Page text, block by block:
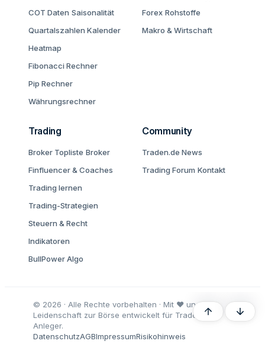
COT Daten Saisonalität
Quartalszahlen Kalender
Heatmap
Fibonacci Rechner
Pip Rechner
Währungsrechner
Forex Rohstoffe
Makro & Wirtschaft
Trading
Broker Topliste Broker
Finfluencer & Coaches
Trading lernen
Trading-Strategien
Steuern & Recht
Indikatoren
BullPower Algo
Community
Traden.de News
Trading Forum Kontakt
© 2026 · Alle Rechte vorbehalten · Mit ♥ und
Leidenschaft zur Börse entwickelt für Trader und
Anleger.
DatenschutzAGBImpressumRisikohinweis
Oben Unten